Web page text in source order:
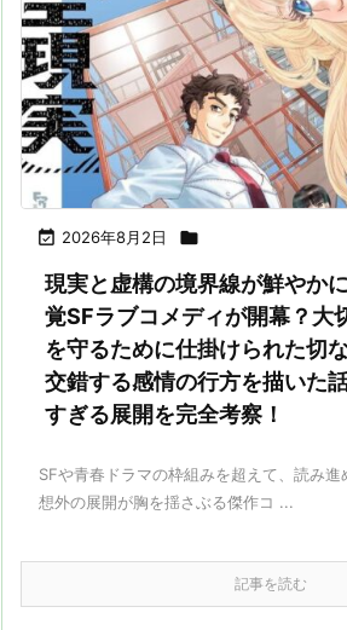
 2026年8月2日 
現実と虚構の境界線が鮮やか
覚SFラブコメディが開幕？大
を守るために仕掛けられた切
交錯する感情の行方を描いた
すぎる展開を完全考察！
SFや青春ドラマの枠組みを超えて、読み
想外の展開が胸を揺さぶる傑作コ ...
記事を読む